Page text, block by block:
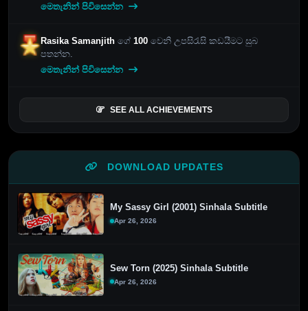
මෙතැනින් පිවිසෙන්න
Rasika Samanjithගේ100 වෙනි උපසිරැසි කඩයීමට සුබ
පතන්න.
මෙතැනින් පිවිසෙන්න
SEE ALL ACHIEVEMENTS
DOWNLOAD UPDATES
My Sassy Girl (2001) Sinhala Subtitle
Apr 26, 2026
Sew Torn (2025) Sinhala Subtitle
Apr 26, 2026